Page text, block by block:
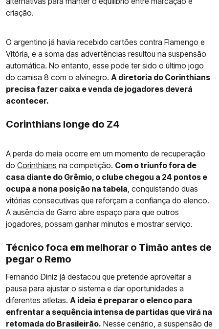
criação.
O argentino já havia recebido cartões contra Flamengo e
Vitória, e a soma das advertências resultou na suspensão
automática. No entanto, esse pode ter sido o último jogo
do camisa 8 com o alvinegro. A diretoria do Corinthians
precisa fazer caixa e venda de jogadores deverá
acontecer.
Corinthians longe do Z4
A perda do meia ocorre em um momento de recuperação
do Corinthians na competição. Com o triunfo fora de
casa diante do Grêmio, o clube chegou a 24 pontos e
ocupa a nona posição na tabela , conquistando duas
vitórias consecutivas que reforçam a confiança do elenco.
A ausência de Garro abre espaço para que outros
jogadores, possam ganhar minutos e mostrar serviço.
Técnico foca em melhorar o Timão antes de
pegar o Remo
Fernando Diniz já destacou que pretende aproveitar a
pausa para ajustar o sistema e dar oportunidades a
diferentes atletas. A ideia é preparar o elenco para
enfrentar a sequência intensa de partidas que virá na
retomada do Brasileirão. Nesse cenário, a suspensão de